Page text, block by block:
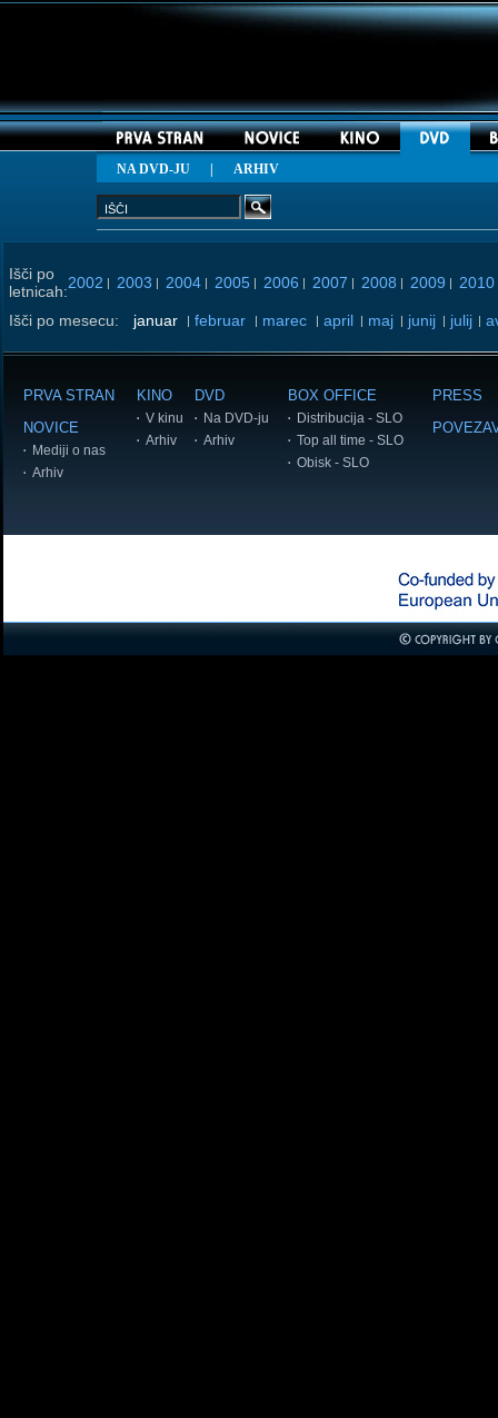
NA DVD-JU| ARHIV
Išči po
letnicah:2002 | 2003 | 2004 | 2005 | 2006 | 2007 | 2008 | 2009 | 2010
Išči po mesecu: januar | februar | marec | april | maj | junij | julij |
PRVA STRAN
NOVICE
Mediji o nas
Arhiv
KINO
V kinu
Arhiv
DVD
Na DVD-ju
Arhiv
BOX OFFICE
Distribucija - SLO
Top all time - SLO
Obisk - SLO
PRESS